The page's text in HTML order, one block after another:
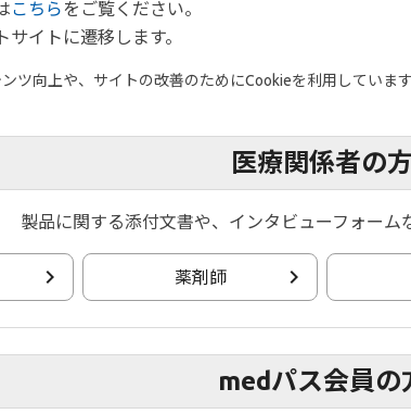
こちら をご覧ください。
イトに遷移します。
ツ向上や、サイトの改善のためにCookieを利用していま
医療関係者の方
製品に関する添付文書や、インタビューフォーム
薬剤師
medパス会員の